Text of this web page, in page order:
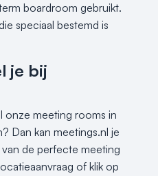
boardroom gebruikt.
speciaal bestemd is
je bij
onze meeting rooms in
Dan kan meetings.nl je
de perfecte meeting
of klik op